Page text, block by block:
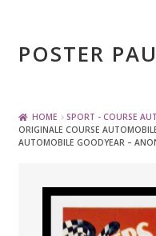
Skip
to
Skip
toPOSTER
BOISSON –
HOME SPORT - COURSE
ORIGINALE COURSE
AUTOMOBILE GOODYEAR –